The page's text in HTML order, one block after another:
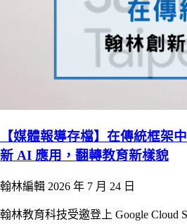
【媒體報導存檔】在傳統框架
新 AI 應用，翻轉教育新樣貌
翰林編輯 2026 年 7 月 24 日
翰林教育科技受邀登上 Google Cloud